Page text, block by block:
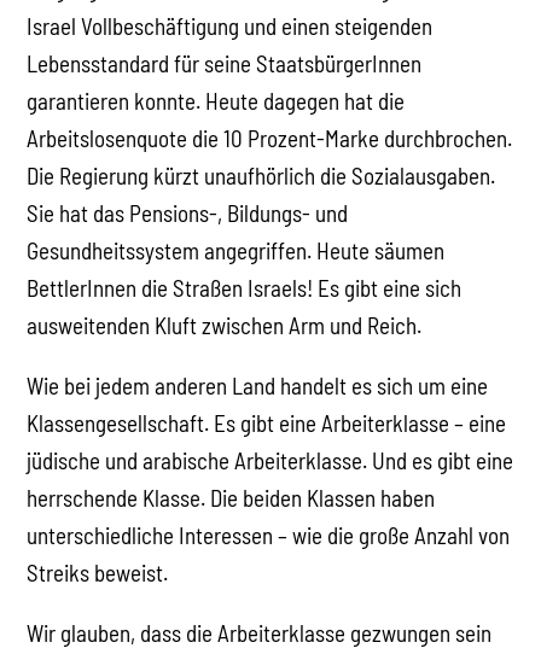
Israel Vollbeschäftigung und einen steigenden
Lebensstandard für seine StaatsbürgerInnen
garantieren konnte. Heute dagegen hat die
Arbeitslosenquote die 10 Prozent-Marke durchbrochen.
Die Regierung kürzt unaufhörlich die Sozialausgaben.
Sie hat das Pensions-, Bildungs- und
Gesundheitssystem angegriffen. Heute säumen
BettlerInnen die Straßen Israels! Es gibt eine sich
ausweitenden Kluft zwischen Arm und Reich.
Wie bei jedem anderen Land handelt es sich um eine
Klassengesellschaft. Es gibt eine Arbeiterklasse – eine
jüdische und arabische Arbeiterklasse. Und es gibt eine
herrschende Klasse. Die beiden Klassen haben
unterschiedliche Interessen – wie die große Anzahl von
Streiks beweist.
Wir glauben, dass die Arbeiterklasse gezwungen sein